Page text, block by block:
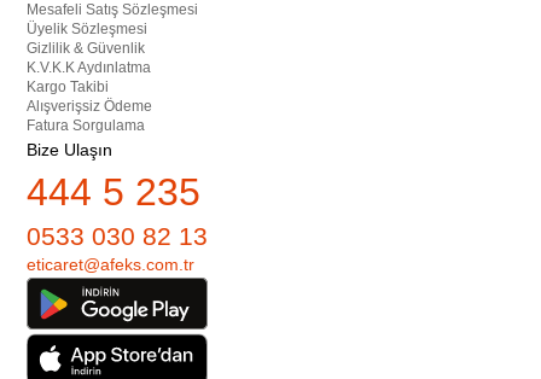
Mesafeli Satış Sözleşmesi
Üyelik Sözleşmesi
Gizlilik & Güvenlik
K.V.K.K Aydınlatma
Kargo Takibi
Alışverişsiz Ödeme
Fatura Sorgulama
Bize Ulaşın
444 5 235
0533 030 82 13
eticaret@afeks.com.tr